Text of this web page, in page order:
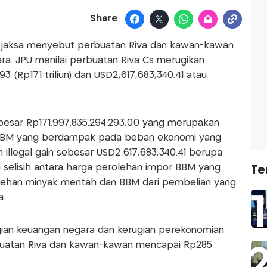
Share
menyebut perbuatan Riva dan kawan-kawan
JPU menilai perbuatan Riva Cs merugikan
(Rp171 triliun) dan USD2,617,683,340.41 atau
Rp171.997.835.294.293,00 yang merupakan
yang berdampak pada beban ekonomi yang
gain sebesar USD2,617,683,340.41 berupa
antara harga perolehan impor BBM yang
minyak mentah dan BBM dari pembelian yang
keuangan negara dan kerugian perekonomian
Riva dan kawan-kawan mencapai Rp285